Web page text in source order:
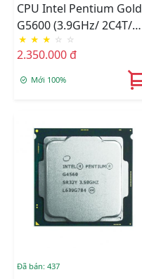
CPU Intel Pentium Gold
G5600 (3.9GHz/ 2C4T/
4MB/ Coffee Lake)
★ ★ ★ ☆ ☆
2.350.000 đ
Mới 100%
Đã bán: 437